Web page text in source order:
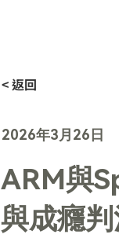
< 返回
2026年3月26日
ARM與
與成癮